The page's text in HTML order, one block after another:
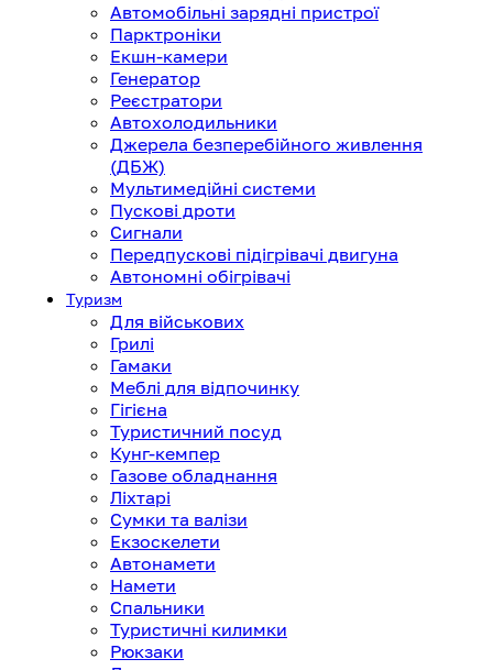
Автомобільні зарядні пристрої
Парктроніки
Екшн-камери
Генератор
Реєстратори
Автохолодильники
Джерела безперебійного живлення
(ДБЖ)
Мультимедійні системи
Пускові дроти
Сигнали
Передпускові підігрівачі двигуна
Автономні обігрівачі
Туризм
Для військових
Грилі
Гамаки
Меблі для відпочинку
Гігієна
Туристичний посуд
Кунг-кемпер
Газове обладнання
Ліхтарі
Сумки та валізи
Екзоскелети
Автонамети
Намети
Спальники
Туристичні килимки
Рюкзаки